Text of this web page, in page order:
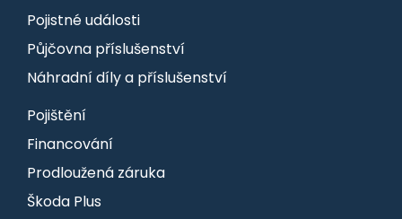
Pojistné události
Půjčovna příslušenství
Náhradní díly a příslušenství
Pojištění
Financování
Prodloužená záruka
Škoda Plus